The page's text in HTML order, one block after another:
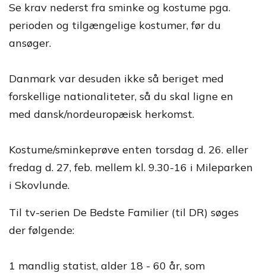
Se krav nederst fra sminke og kostume pga.
perioden og tilgængelige kostumer, før du
ansøger.
Danmark var desuden ikke så beriget med
forskellige nationaliteter, så du skal ligne en
med dansk/nordeuropæisk herkomst.
Kostume/sminkeprøve enten torsdag d. 26. eller
fredag d. 27, feb. mellem kl. 9.30-16 i Mileparken
i Skovlunde.
Til tv-serien De Bedste Familier (til DR) søges
der følgende:
1 mandlig statist, alder 18 - 60 år, som